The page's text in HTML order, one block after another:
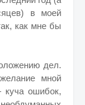
в моей
как мне бы
дел.
мной
куча ошибок,